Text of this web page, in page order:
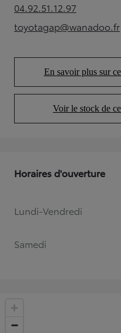
04.92.51.12.97
(Opens in new
toyotagap@wanadoo.fr
(Opens in
En savoir plus sur
Voir le stock de
Horaires d'ouverture
Lundi-Vendredi
Samedi